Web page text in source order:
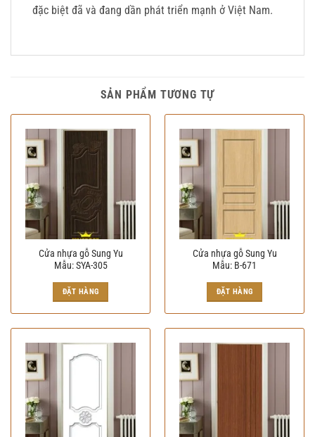
đặc biệt đã và đang dần phát triển mạnh ở Việt Nam.
SẢN PHẨM TƯƠNG TỰ
Cửa nhựa gỗ Sung Yu
Mẫu: SYA-305
ĐẶT HÀNG
Cửa nhựa gỗ Sung Yu
Mẫu: B-671
ĐẶT HÀNG